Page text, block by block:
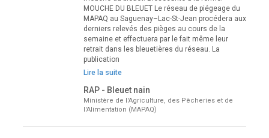
MOUCHE DU BLEUET Le réseau de piégeage du
MAPAQ au Saguenay–Lac-St-Jean procédera aux
derniers relevés des pièges au cours de la
semaine et effectuera par le fait même leur
retrait dans les bleuetières du réseau. La
publication
Lire la suite
RAP - Bleuet nain
Ministère de l'Agriculture, des Pêcheries et de
l'Alimentation (MAPAQ)